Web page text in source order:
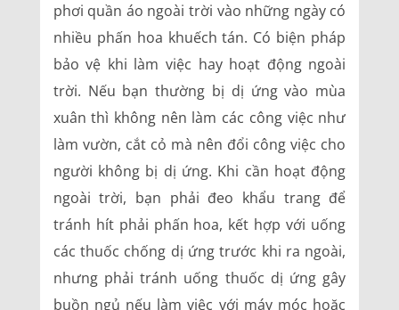
phơi quần áo ngoài trời vào những ngày có
nhiều phấn hoa khuếch tán. Có biện pháp
bảo vệ khi làm việc hay hoạt động ngoài
trời. Nếu bạn thường bị dị ứng vào mùa
xuân thì không nên làm các công việc như
làm vườn, cắt cỏ mà nên đổi công việc cho
người không bị dị ứng. Khi cần hoạt động
ngoài trời, bạn phải đeo khẩu trang để
tránh hít phải phấn hoa, kết hợp với uống
các thuốc chống dị ứng trước khi ra ngoài,
nhưng phải tránh uống thuốc dị ứng gây
buồn ngủ nếu làm việc với máy móc hoặc